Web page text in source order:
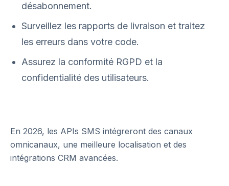
désabonnement.
Surveillez les rapports de livraison et traitez
les erreurs dans votre code.
Assurez la conformité RGPD et la
confidentialité des utilisateurs.
En 2026, les APIs SMS intégreront des canaux
omnicanaux, une meilleure localisation et des
intégrations CRM avancées.